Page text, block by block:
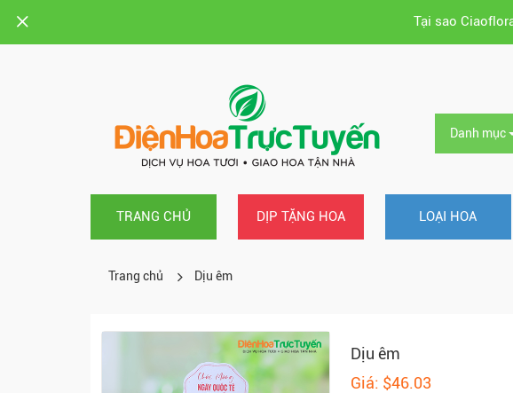
Tại sao
Danh mục
TRANG CHỦ DỊP TẶNG HOA LOẠI HOA
Trang chủ Dịu êm
Dịu êm
Giá: $46.03